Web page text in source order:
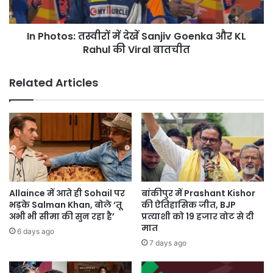
और
KL
RahulIn Photos: तस्वीरों में देखें Sanjiv Goenka और KL
Rahul की Viral बातचीत
Related Articles
Allaince में आते ही Sohail पर
भड़के Salman Khan, बोले ‘तू
अभी भी सीमा की सुन रहा है’
6 days ago
बांकीपुर में Prashant Kishor
की ऐतिहासिक जीत, BJP
प्रत्याशी को 19 हजार वोट से दी
मात
7 days ago